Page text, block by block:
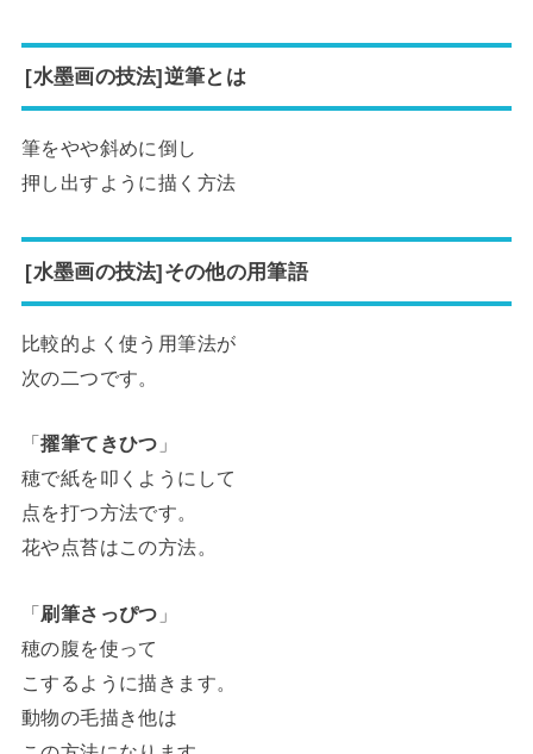
[水墨画の技法]逆筆とは
筆をやや斜めに倒し
押し出すように描く方法
[水墨画の技法]その他の用筆語
比較的よく使う用筆法が
次の二つです。
「擢筆てきひつ 」
穂で紙を叩くようにして
点を打つ方法です。
花や点苔はこの方法。
「刷筆さっぴつ 」
穂の腹を使って
こするように描きます。
動物の毛描き他は